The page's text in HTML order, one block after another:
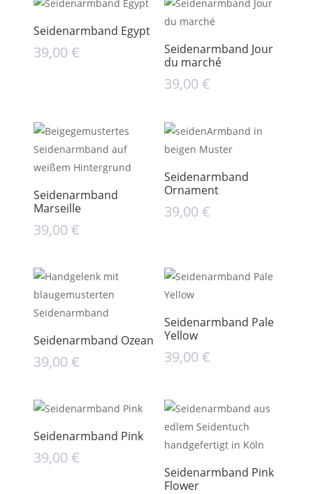
Seidenarmband Egypt
39,00€
Seidenarmband Jour
du marché
39,00€
Seidenarmband
Marseille
39,00€
Seidenarmband
Ornament
39,00€
Seidenarmband Ozean
39,00€
Seidenarmband Pale
Yellow
39,00€
Seidenarmband Pink
39,00€
Seidenarmband Pink
Flower